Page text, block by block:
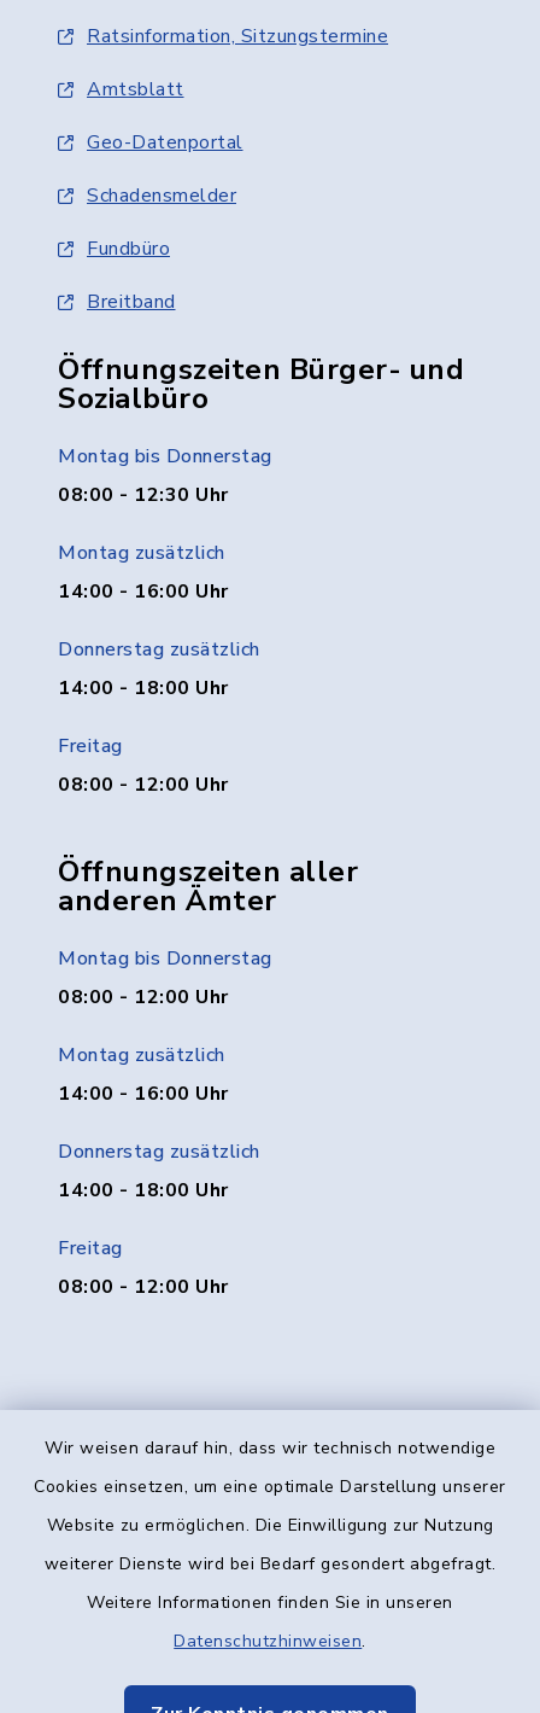
Wir weisen darauf hin, dass wir technisch notwendige
Cookies einsetzen, um eine optimale Darstellung unserer
Website zu ermöglichen. Die Einwilligung zur Nutzung
weiterer Dienste wird bei Bedarf gesondert abgefragt.
Weitere Informationen finden Sie in unseren
Datenschutzhinweisen.
Ratsinformation, Sitzungstermine
Amtsblatt
Geo-Datenportal
Schadensmelder
Fundbüro
Breitband
Öffnungszeiten Bürger- und
Sozialbüro
Montag bis Donnerstag
08:00 - 12:30 Uhr
Montag zusätzlich
14:00 - 16:00 Uhr
Donnerstag zusätzlich
14:00 - 18:00 Uhr
Freitag
08:00 - 12:00 Uhr
Öffnungszeiten aller
anderen Ämter
Montag bis Donnerstag
08:00 - 12:00 Uhr
Montag zusätzlich
14:00 - 16:00 Uhr
Donnerstag zusätzlich
14:00 - 18:00 Uhr
Freitag
08:00 - 12:00 Uhr
Kontakt
Datenschutz